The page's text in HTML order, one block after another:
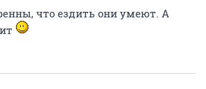
что ездить они умеют. А